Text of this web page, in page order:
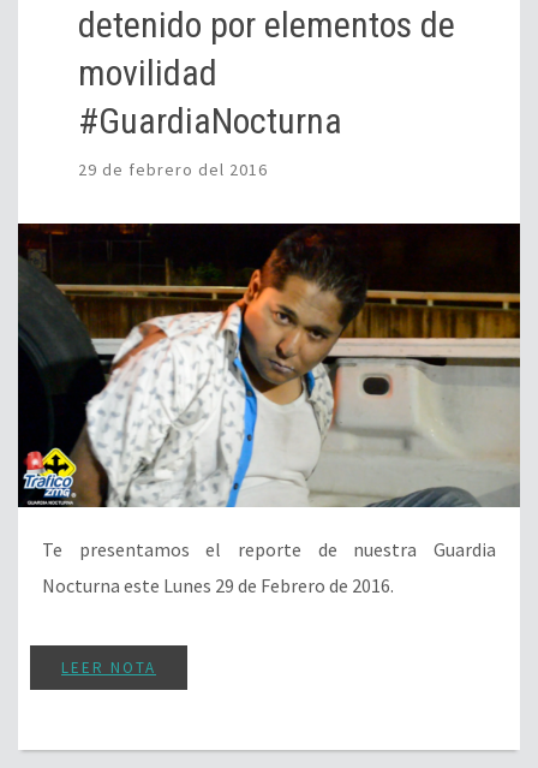
detenido por elementos de
movilidad
#GuardiaNocturna
29 de febrero del 2016
Te presentamos el reporte de nuestra Guardia
Nocturna este Lunes 29 de Febrero de 2016.
LEER NOTA